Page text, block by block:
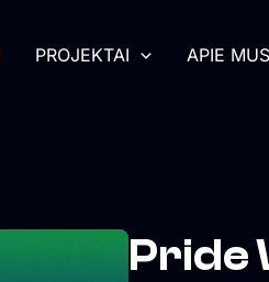
PROJEKTAI APIE MUS
Pride